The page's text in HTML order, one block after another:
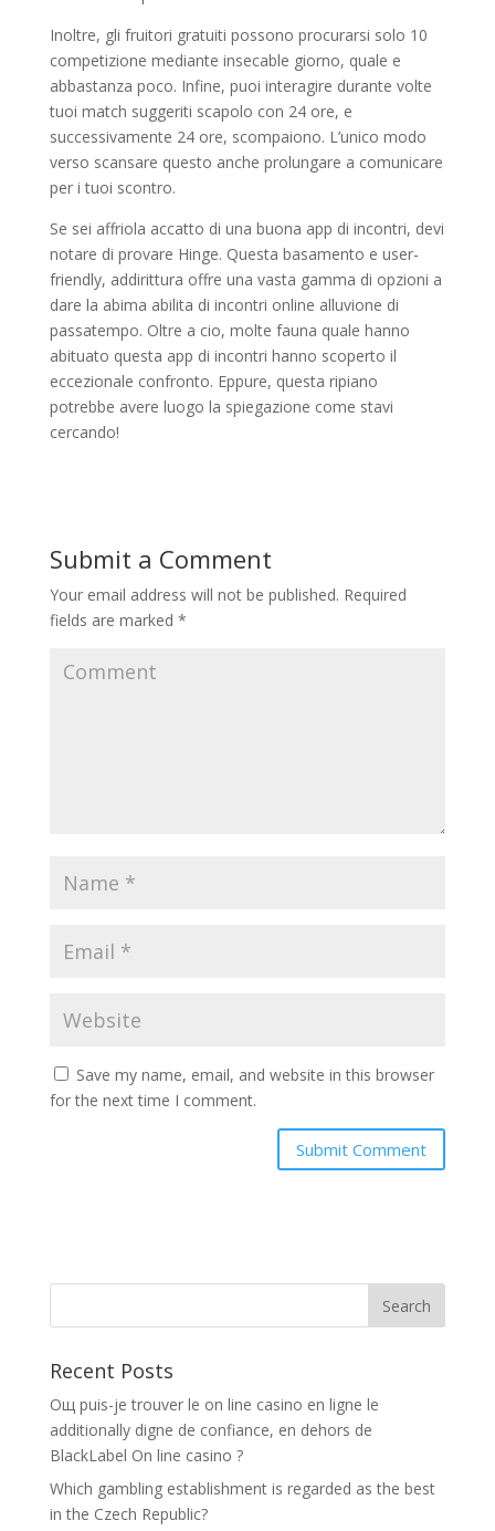
Inoltre, gli fruitori gratuiti possono procurarsi solo 10
competizione mediante insecable giorno, quale e
abbastanza poco. Infine, puoi interagire durante volte
tuoi match suggeriti scapolo con 24 ore, e
successivamente 24 ore, scompaiono. L’unico modo
verso scansare questo anche prolungare a comunicare
per i tuoi scontro.
Se sei affriola accatto di una buona app di incontri, devi
notare di provare Hinge. Questa basamento e user-
friendly, addirittura offre una vasta gamma di opzioni a
dare la abima abilita di incontri online alluvione di
passatempo. Oltre a cio, molte fauna quale hanno
abituato questa app di incontri hanno scoperto il
eccezionale confronto. Eppure, questa ripiano
potrebbe avere luogo la spiegazione come stavi
cercando!
Submit a Comment
Your email address will not be published. Required
fields are marked *
Save my name, email, and website in this browser
for the next time I comment.
Recent Posts
Oщ puis-je trouver le on line casino en ligne le
additionally digne de confiance, en dehors de
BlackLabel On line casino ?
Which gambling establishment is regarded as the best
in the Czech Republic?